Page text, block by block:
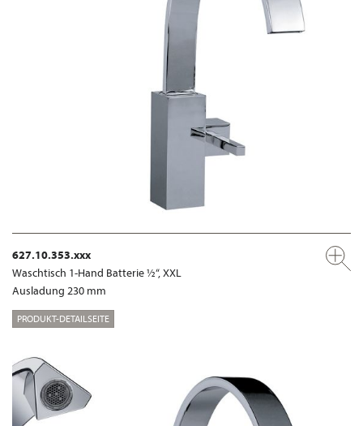
627.10.353.xxx
Waschtisch 1-Hand Batterie ½“, XXL
Ausladung 230 mm
PRODUKT-DETAILSEITE